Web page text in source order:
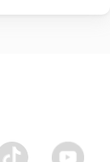
Youtube